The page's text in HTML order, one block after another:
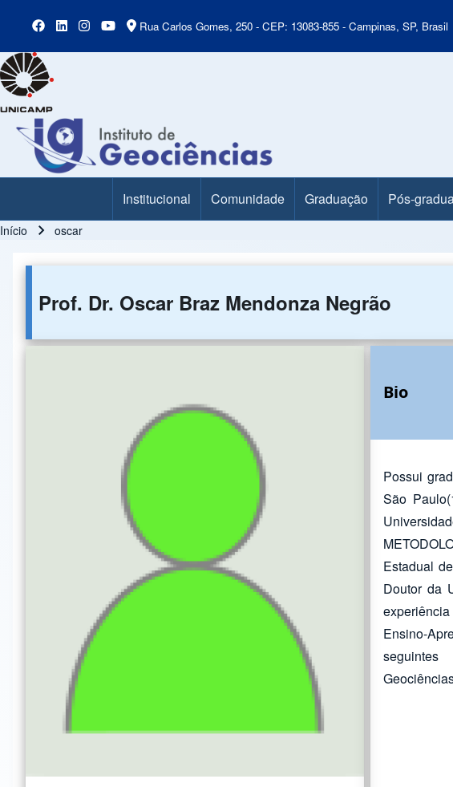
Rua Carlos Gomes, 250 - CEP: 13083-855 - Campinas, SP, Brasil
Main MenuInstitucional Comunidade Graduação Pós-
Trilha de navegação
Início oscar
Prof. Dr. Oscar Braz Mendonza Negrão
Bio
Possui
São
Estadual
Doutor da
Ensino-